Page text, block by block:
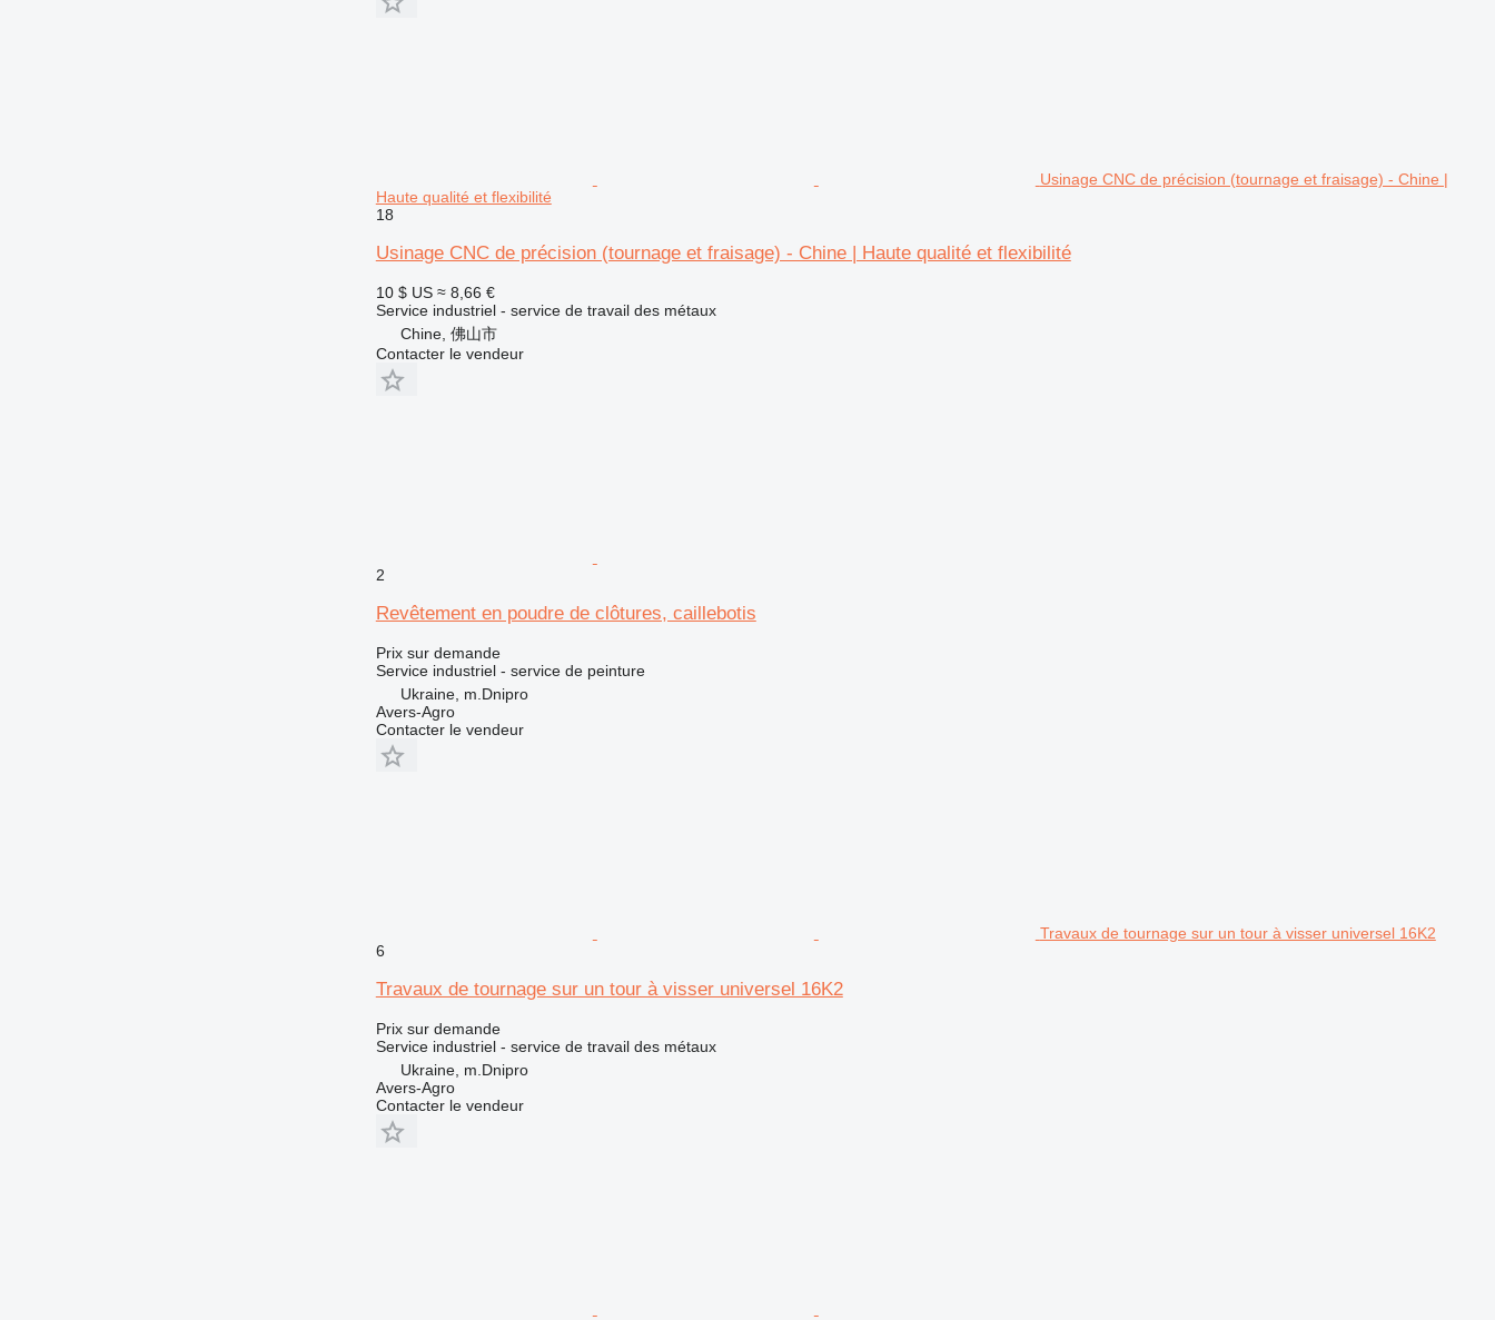
Usinage CNC de précision (tournage et fraisage) - Chine |
Haute qualité et flexibilité
18
Usinage CNC de précision (tournage et fraisage) - Chine | Haute qualité et flexibilité
10 $ US ≈ 8,66 €
Service industriel - service de travail des métaux
Chine, 佛山市
Contacter le vendeur
2
Revêtement en poudre de clôtures, caillebotis
Prix sur demande
Service industriel - service de peinture
Ukraine, m.Dnipro
Avers-Agro
Contacter le vendeur
Travaux de tournage sur un tour à visser universel 16K2
6
Travaux de tournage sur un tour à visser universel 16K2
Prix sur demande
Service industriel - service de travail des métaux
Ukraine, m.Dnipro
Avers-Agro
Contacter le vendeur